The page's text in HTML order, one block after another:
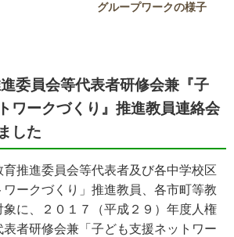
グループワークの様子
進委員会等代表者研修会兼『子
ワークづくり』推進教員連絡会
した
推進委員会等代表者及び各中学校区
ワークづくり」推進教員、各市町等教
に、２０１７（平成２９）年度人権
者研修会兼「子ども支援ネットワー